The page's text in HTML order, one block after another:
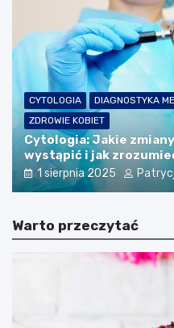
CYTOLOGIA DIAGNOSTYKA
ZDROWIE KOBIET
Cytologia: Jakie
wystąpić i jak
1 sierpnia 2025
Warto przeczytać